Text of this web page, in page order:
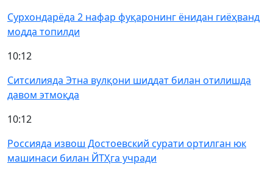
Сурхондарёда 2 нафар фуқаронинг ёнидан гиёҳванд
модда топилди
10:12
Ситсилияда Этна вулқони шиддат билан отилишда
давом этмоқда
10:12
Россияда извош Достоевский сурати ортилган юк
машинаси билан ЙТҲга учради